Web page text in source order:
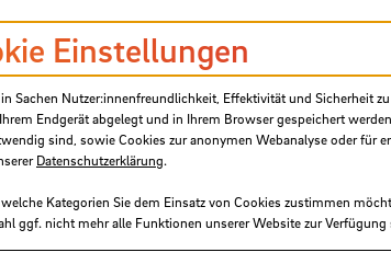
Einstellungen
Sachen Nutzer:innenfreundlichkeit, Effektivität und Sicherheit
Endgerät abgelegt und in Ihrem Browser gespeichert
sind, sowie Cookies zur anonymen Webanalyse oder für
Datenschutzerklärung.
Kategorien Sie dem Einsatz von Cookies zustimmen
ggf. nicht mehr alle Funktionen unserer Website zur Verfügung